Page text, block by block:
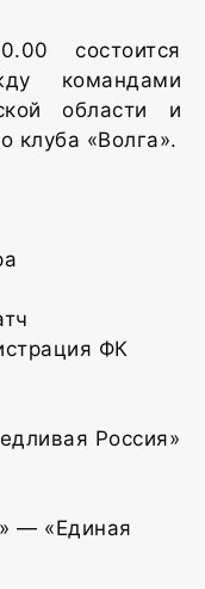
состоится
командами
области и
клуба «Волга».
ФК
Россия»
— «Единая